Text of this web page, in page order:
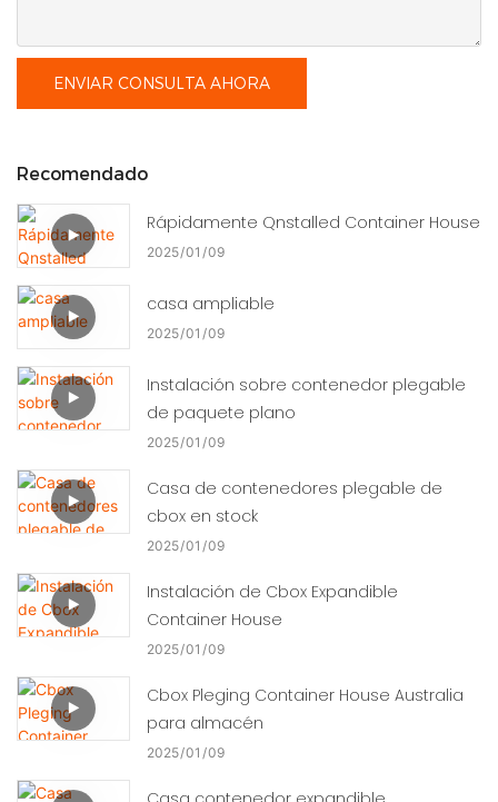
ENVIAR CONSULTA AHORA
Recomendado
Rápidamente Qnstalled Container House
2025 01 09
casa ampliable
2025 01 09
Instalación sobre contenedor plegable
de paquete plano
2025 01 09
Casa de contenedores plegable de
cbox en stock
2025 01 09
Instalación de Cbox Expandible
Container House
2025 01 09
Cbox Pleging Container House Australia
para almacén
2025 01 09